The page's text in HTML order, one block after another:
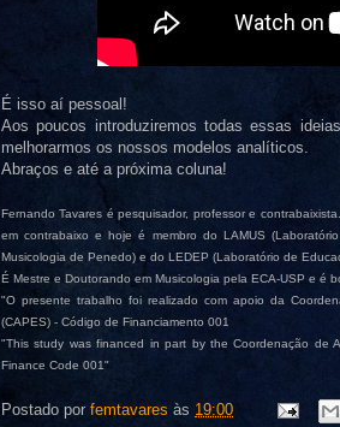
É isso aí pessoal!
Aos poucos introduziremos todas essas
melhorarmos os nossos modelos analíticos.
Abraços e até a próxima coluna!
Fernando Tavares é pesquisador, professor e
em contrabaixo e hoje é membro do LAMUS
Musicologia de Penedo) e do LEDEP (Laboratório de
É Mestre e Doutorando em Musicologia pela ECA-USP e é
"O presente trabalho foi realizado com apoio da
(CAPES) - Código de Financiamento 001
"This study was financed in part by the Coordenação de
Finance Code 001"
Postado por femtavares às 19:00